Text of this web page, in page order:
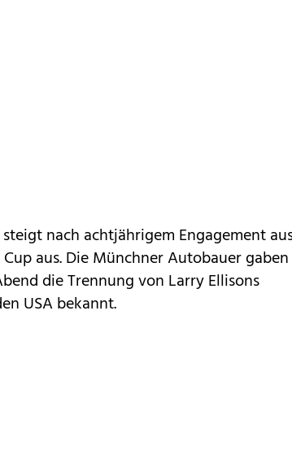
nach achtjährigem Engagement
aus. Die Münchner Autobauer gaben
die Trennung von Larry Ellisons
USA bekannt.